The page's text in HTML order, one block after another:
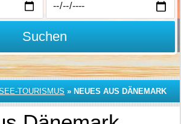
Suchen
TOURISMUS » NEUES AUS DÄNEMARK